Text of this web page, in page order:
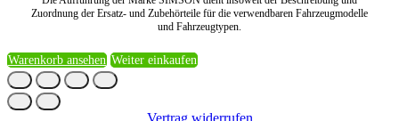
Zuordnung der Ersatz- und Zubehörteile für die verwendbaren Fahrzeugmodelle
und Fahrzeugtypen.
Warenkorb ansehen Weiter einkaufen